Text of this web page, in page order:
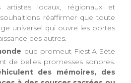
artistes locaux, régionaux et
réaffirmer que toute
universel qui ouvre les portes
des autres.
que promeut Fiest’A Sète
de belles promesses sonores.
des mémoires, des